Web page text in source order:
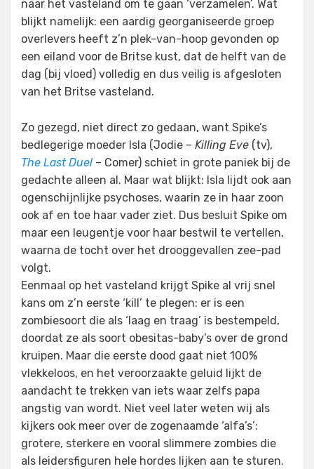
naar het vasteland om te gaan ‘verzamelen’. Wat
blijkt namelijk: een aardig georganiseerde groep
overlevers heeft z’n plek-van-hoop gevonden op
een eiland voor de Britse kust, dat de helft van de
dag (bij vloed) volledig en dus veilig is afgesloten
van het Britse vasteland.
Zo gezegd, niet direct zo gedaan, want Spike’s
bedlegerige moeder Isla (Jodie – Killing Eve (tv),
The Last Duel – Comer) schiet in grote paniek bij de
gedachte alleen al. Maar wat blijkt: Isla lijdt ook aan
ogenschijnlijke psychoses, waarin ze in haar zoon
ook af en toe haar vader ziet. Dus besluit Spike om
maar een leugentje voor haar bestwil te vertellen,
waarna de tocht over het drooggevallen zee-pad
volgt.
Eenmaal op het vasteland krijgt Spike al vrij snel
kans om z’n eerste ‘kill’ te plegen: er is een
zombiesoort die als ‘laag en traag’ is bestempeld,
doordat ze als soort obesitas-baby’s over de grond
kruipen. Maar die eerste dood gaat niet 100%
vlekkeloos, en het veroorzaakte geluid lijkt de
aandacht te trekken van iets waar zelfs papa
angstig van wordt. Niet veel later weten wij als
kijkers ook meer over de zogenaamde ‘alfa’s’:
grotere, sterkere en vooral slimmere zombies die
als leidersfiguren hele hordes lijken aan te sturen.